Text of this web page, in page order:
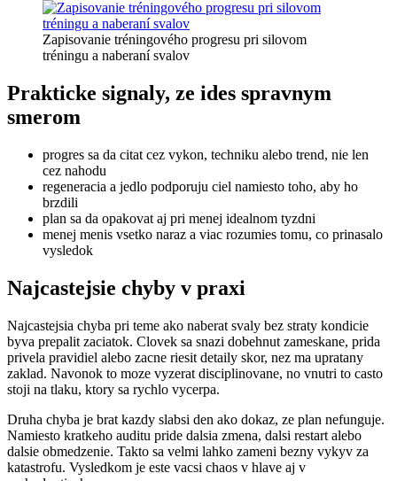
Zapisovanie tréningového progresu pri silovom
tréningu a naberaní svalov
Prakticke signaly, ze ides spravnym
smerom
progres sa da citat cez vykon, techniku alebo trend, nie len
cez nahodu
regeneracia a jedlo podporuju ciel namiesto toho, aby ho
brzdili
plan sa da opakovat aj pri menej idealnom tyzdni
menej menis vsetko naraz a viac rozumies tomu, co prinasalo
vysledok
Najcastejsie chyby v praxi
Najcastejsia chyba pri teme ako naberat svaly bez straty kondicie
byva prepalit zaciatok. Clovek sa snazi dobehnut zameskane, prida
privela pravidiel alebo zacne riesit detaily skor, nez ma upratany
zaklad. Navonok to moze vyzerat disciplinovane, no vnutri to casto
stoji na tlaku, ktory sa rychlo vycerpa.
Druha chyba je brat kazdy slabsi den ako dokaz, ze plan nefunguje.
Namiesto kratkeho auditu pride dalsia zmena, dalsi restart alebo
dalsie obmedzenie. Takto sa velmi lahko zameni bezny vykyv za
katastrofu. Vysledkom je este vacsi chaos v hlave aj v